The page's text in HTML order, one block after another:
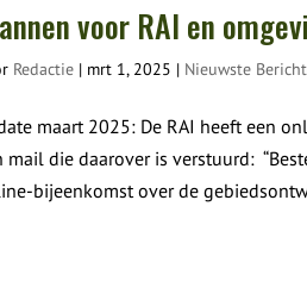
voor RAI en
Redactie | mrt 1, 2025 | Nieuwste
maart 2025: De RAI heeft een
mail die daarover is verstuurd:
bijeenkomst over de